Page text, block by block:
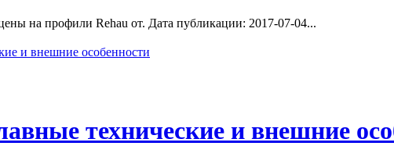
на профили Rehau от. Дата публикации: 2017-07-04...
технические и внешние